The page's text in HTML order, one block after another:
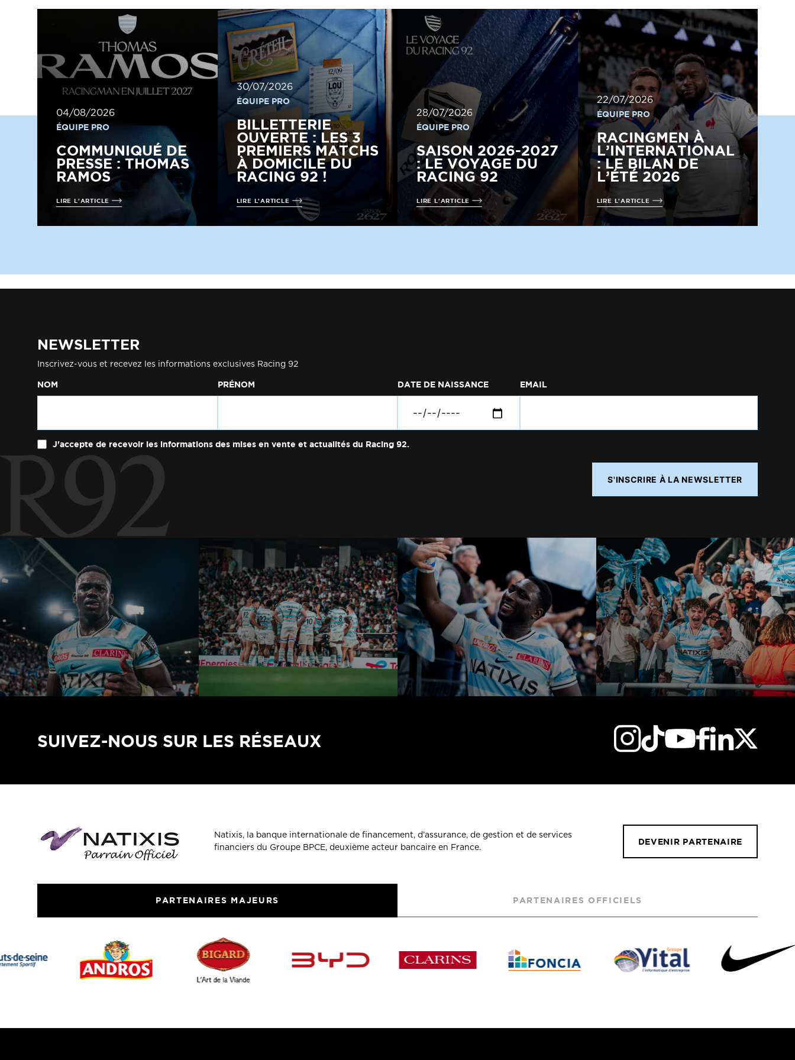
04/08/2026
ÉQUIPE PRO
COMMUNIQUÉ DE
PRESSE : THOMAS
RAMOS
LIRE L'ARTICLE
30/07/2026
ÉQUIPE PRO
BILLETTERIE
OUVERTE : LES 3
PREMIERS MATCHS
À DOMICILE DU
RACING 92 !
LIRE L'ARTICLE
28/07/2026
ÉQUIPE PRO
SAISON 2026-2027
: LE VOYAGE DU
RACING 92
LIRE L'ARTICLE
22/07/2026
ÉQUIPE PRO
RACINGMEN À
L’INTERNATIONAL
: LE BILAN DE
L’ÉTÉ 2026
LIRE L'ARTICLE
NEWSLETTER
Inscrivez-vous et recevez les informations exclusives Racing 92
NOM PRÉNOM DATE DE NAISSANCE EMAIL
J'accepte de recevoir les informations des mises en vente et actualités du Racing 92.
S'INSCRIRE À LA NEWSLETTER
SUIVEZ-NOUS SUR LES RÉSEAUX
Natixis, la banque internationale de financement, d’assurance, de gestion et de services
financiers du Groupe BPCE, deuxième acteur bancaire en France.
DEVENIR PARTENAIRE
PARTENAIRES MAJEURS PARTENAIRES OFFICIELS